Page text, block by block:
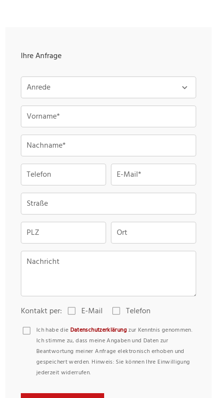
Ihre Anfrage
Anrede
Vorname*
Nachname*
Telefon E-Mail*
Straße
PLZ Ort
Nachricht
Kontakt per: E-Mail Telefon
Ich habe die Datenschutzerklärungzur Kenntnis genommen.
Ich stimme zu, dass meine Angaben und Daten zur
Beantwortung meiner Anfrage elektronisch erhoben und
gespeichert werden. Hinweis: Sie können Ihre Einwilligung
jederzeit widerrufen.